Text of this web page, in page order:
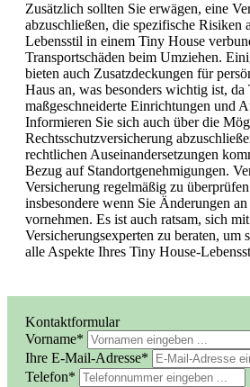
Zusätzlich sollten Sie erwägen, eine
abzuschließen, die spezifische Risiken
Lebensstil in einem Tiny House
Transportschäden beim Umziehen.
bieten auch Zusatzdeckungen für
Haus an, was besonders wichtig ist,
maßgeschneiderte Einrichtungen und
Informieren Sie sich auch über die
Rechtsschutzversicherung
rechtlichen Auseinandersetzungen
Bezug auf Standortgenehmigungen.
Versicherung regelmäßig zu
insbesondere wenn Sie Änderungen
vornehmen. Es ist auch ratsam, sich
Versicherungsexperten zu beraten, um
alle Aspekte Ihres Tiny House-
Kontaktformular
Vorname*
Ihre E-Mail-Adresse*
Telefon*